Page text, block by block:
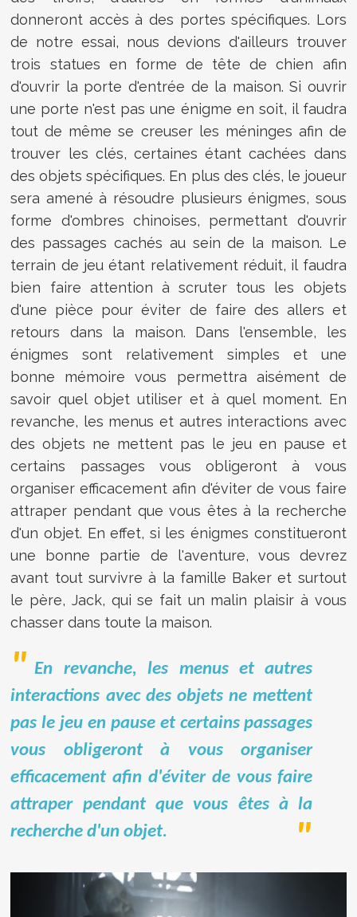
donneront accès à des portes spécifiques. Lors
de notre essai, nous devions d'ailleurs trouver
trois statues en forme de tête de chien afin
d'ouvrir la porte d'entrée de la maison. Si ouvrir
une porte n'est pas une énigme en soit, il faudra
tout de même se creuser les méninges afin de
trouver les clés, certaines étant cachées dans
des objets spécifiques. En plus des clés, le joueur
sera amené à résoudre plusieurs énigmes, sous
forme d'ombres chinoises, permettant d'ouvrir
des passages cachés au sein de la maison. Le
terrain de jeu étant relativement réduit, il faudra
bien faire attention à scruter tous les objets
d'une pièce pour éviter de faire des allers et
retours dans la maison. Dans l'ensemble, les
énigmes sont relativement simples et une
bonne mémoire vous permettra aisément de
savoir quel objet utiliser et à quel moment. En
revanche, les menus et autres interactions avec
des objets ne mettent pas le jeu en pause et
certains passages vous obligeront à vous
organiser efficacement afin d'éviter de vous faire
attraper pendant que vous êtes à la recherche
d'un objet. En effet, si les énigmes constitueront
une bonne partie de l'aventure, vous devrez
avant tout survivre à la famille Baker et surtout
le père, Jack, qui se fait un malin plaisir à vous
chasser dans toute la maison.
En revanche, les menus et autres
interactions avec des objets ne mettent
pas le jeu en pause et certains passages
vous obligeront à vous organiser
efficacement afin d'éviter de vous faire
attraper pendant que vous êtes à la
recherche d'un objet.